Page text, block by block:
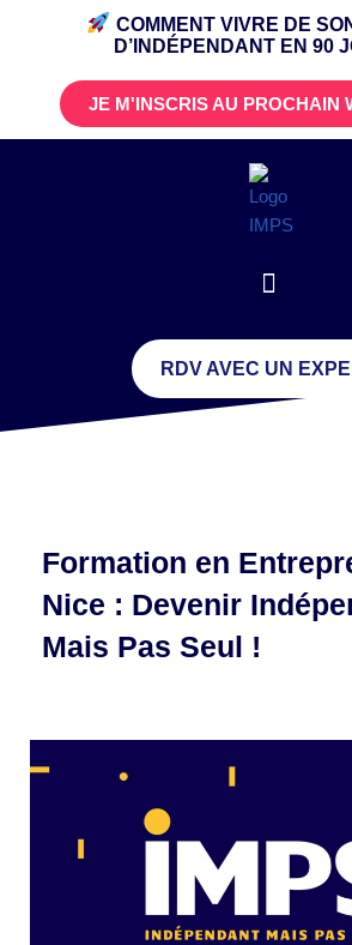
COMMENT VIVRE DE
D’INDÉPENDANT EN 90
JE M'INSCRIS AU PROCHAIN
RDV AVEC UN
Formation en
Nice : Devenir
Mais Pas Seul !